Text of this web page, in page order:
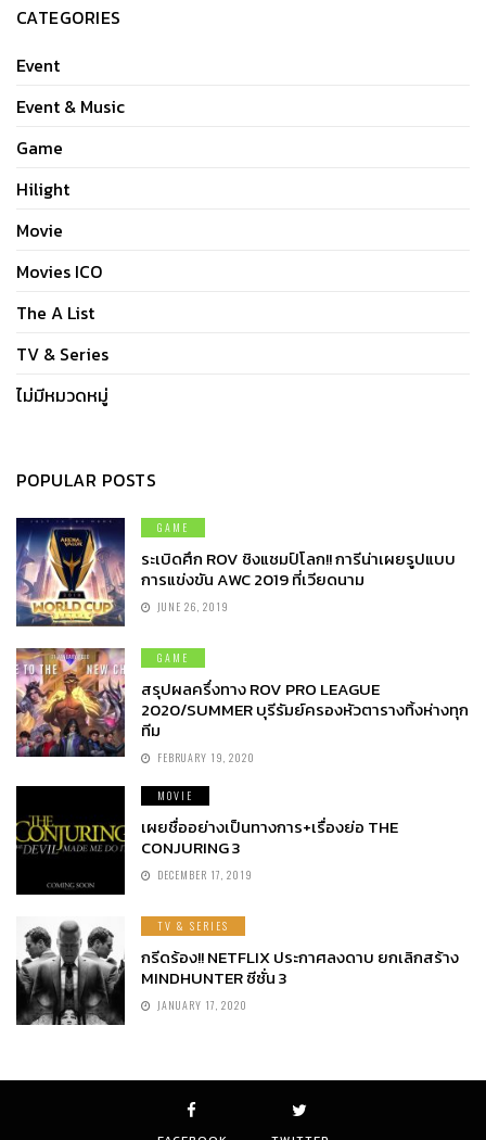
CATEGORIES
Event
Event & Music
Game
Hilight
Movie
Movies ICO
The A List
TV & Series
ไม่มีหมวดหมู่
POPULAR POSTS
GAME
ระเบิดศึก ROV ชิงแชมป์โลก!! การีน่าเผยรูปแบบ
การแข่งขัน AWC 2019 ที่เวียดนาม
JUNE 26, 2019
GAME
สรุปผลครึ่งทาง ROV PRO LEAGUE
2020/SUMMER บุรีรัมย์ครองหัวตารางทิ้งห่างทุก
ทีม
FEBRUARY 19, 2020
MOVIE
เผยชื่ออย่างเป็นทางการ+เรื่องย่อ THE
CONJURING 3
DECEMBER 17, 2019
TV & SERIES
กรีดร้อง!! NETFLIX ประกาศลงดาบ ยกเลิกสร้าง
MINDHUNTER ซีซั่น 3
JANUARY 17, 2020